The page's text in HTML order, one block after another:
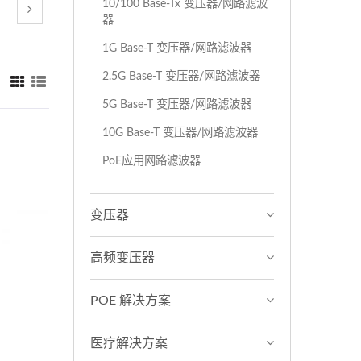
10/100 Base-Tx 变压器/网路滤波
器
1G Base-T 变压器/网路滤波器
2.5G Base-T 变压器/网路滤波器
5G Base-T 变压器/网路滤波器
10G Base-T 变压器/网路滤波器
PoE应用网路滤波器
变压器
高频变压器
POE 解决方案
医疗解决方案